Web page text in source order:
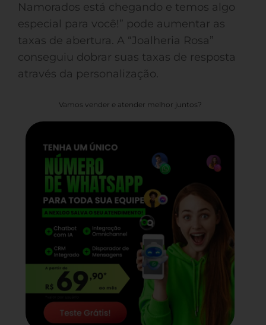
Namorados está chegando e temos algo
especial para você!” pode aumentar as
taxas de abertura. A “Joalheria Rosa”
conseguiu dobrar suas taxas de resposta
através da personalização.
Vamos vender e atender melhor juntos?